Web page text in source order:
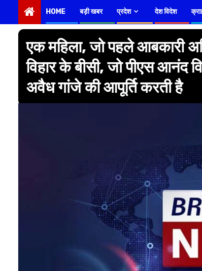
HOME बड़ी खबर प्रदेश देश विदेश
एक महिला, जो पहले आबकारी
विहार के बीसी, जो पीएस आनंद
अवैध गांजे की आपूर्ति करती है